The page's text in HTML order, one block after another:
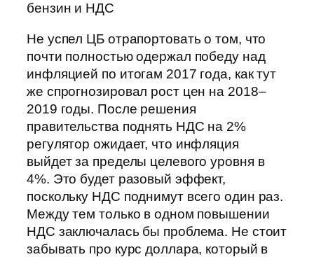
бензин и НДС
Не успел ЦБ отрапортовать о том, что
почти полностью одержал победу над
инфляцией по итогам 2017 года, как тут
же спрогнозировал рост цен на 2018–
2019 годы. После решения
правительства поднять НДС на 2%
регулятор ожидает, что инфляция
выйдет за пределы целевого уровня в
4%. Это будет разовый эффект,
поскольку НДС поднимут всего один раз.
Между тем только в одном повышении
НДС заключалась бы проблема. Не стоит
забывать про курс доллара, который в